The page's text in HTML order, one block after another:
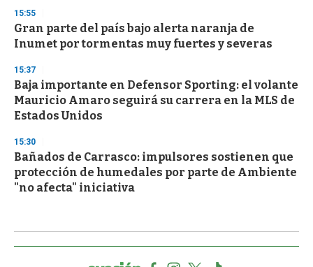
15:55
Gran parte del país bajo alerta naranja de
Inumet por tormentas muy fuertes y severas
15:37
Baja importante en Defensor Sporting: el volante
Mauricio Amaro seguirá su carrera en la MLS de
Estados Unidos
15:30
Bañados de Carrasco: impulsores sostienen que
protección de humedales por parte de Ambiente
"no afecta" iniciativa